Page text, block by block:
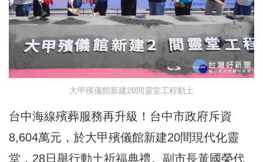
大甲殯儀館新建20間靈堂工程動土
台中海線殯葬服務再升級！台中市政府斥資
8,604萬元，於大甲殯儀館新建20間現代化靈
堂，28日舉行動土祈福典禮。副市長黃國榮代